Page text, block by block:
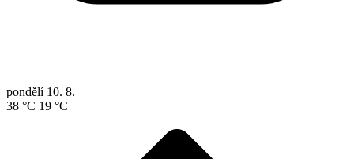
pondělí 10. 8.
38 °C 19 °C